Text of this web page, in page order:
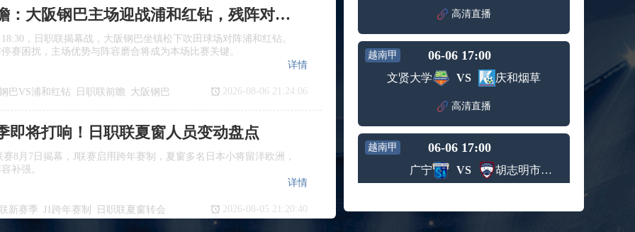
轮
ATP罗马
大师赛
男单第2
轮
标签： 2024年5
月12日
WTA罗
马大师
赛女单
第3轮
托尔莫vs奥斯塔彭科 全场录像回放
标签： 2024年5
WTA罗
赛女单
斯诺克元老斯诺克世锦赛半决赛 伊戈尔-费格雷多vs德拉戈 全场录像回放
标签：
月12日
元老斯
诺克世
锦赛半
决赛
穆纳尔vs诺里 全场录像回放
月12日
ATP罗马
大师赛
男单第2
MSI季中冠军赛胜者组 BLG vs T1 全场录像回放
月12日
冠军赛
KPL春季赛季后赛败者组决赛 重庆狼队 vs 苏州KSG 全场录像回放
日职联前瞻：大阪钢巴主场迎战浦和红钻，残阵对决看点十足
，日职联揭幕战，大阪钢巴坐镇松下吹田球场对阵浦和红钻。
赛困扰，主场优势与阵容磨合将成为本场比赛关键。
巴VS浦和红钻 日职联前瞻 大阪钢巴
详情
2026-08-06 21:24:06
即将打响！日职联夏窗人员变动盘点
赛8月7日揭幕，J联赛启用跨年赛制，夏窗多名日本小将留洋欧洲，
补强。
新赛季 J1跨年赛制 日职联夏窗转会
详情
2026-08-05 21:20:40
高清直播
越南甲 06-06 17:00
文贤大学 VS 庆和烟草
高清直播
越南甲 06-06 17:00
广宁 VS 胡志明市青年